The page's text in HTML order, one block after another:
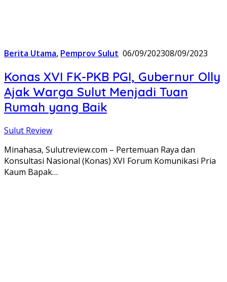
Berita Utama, Pemprov Sulut 06/09/202308/09/2023
Konas XVI FK-PKB PGI, Gubernur Olly
Ajak Warga Sulut Menjadi Tuan
Rumah yang Baik
Sulut Review
Minahasa, Sulutreview.com – Pertemuan Raya dan
Konsultasi Nasional (Konas) XVI Forum Komunikasi Pria
Kaum Bapak…